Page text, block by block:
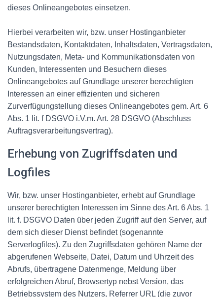
dieses Onlineangebotes einsetzen.
Hierbei verarbeiten wir, bzw. unser Hostinganbieter
Bestandsdaten, Kontaktdaten, Inhaltsdaten, Vertragsdaten,
Nutzungsdaten, Meta- und Kommunikationsdaten von
Kunden, Interessenten und Besuchern dieses
Onlineangebotes auf Grundlage unserer berechtigten
Interessen an einer effizienten und sicheren
Zurverfügungstellung dieses Onlineangebotes gem. Art. 6
Abs. 1 lit. f DSGVO i.V.m. Art. 28 DSGVO (Abschluss
Auftragsverarbeitungsvertrag).
Erhebung von Zugriffsdaten und
Logfiles
Wir, bzw. unser Hostinganbieter, erhebt auf Grundlage
unserer berechtigten Interessen im Sinne des Art. 6 Abs. 1
lit. f. DSGVO Daten über jeden Zugriff auf den Server, auf
dem sich dieser Dienst befindet (sogenannte
Serverlogfiles). Zu den Zugriffsdaten gehören Name der
abgerufenen Webseite, Datei, Datum und Uhrzeit des
Abrufs, übertragene Datenmenge, Meldung über
erfolgreichen Abruf, Browsertyp nebst Version, das
Betriebssystem des Nutzers, Referrer URL (die zuvor